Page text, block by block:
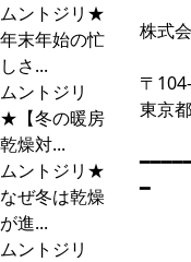
ムントジリ★
年末年始の忙
しさ...
ムントジリ
★【冬の暖房
乾燥対...
ムントジリ★
なぜ冬は乾燥
が進...
ムントジリ
株式
〒
東京
━